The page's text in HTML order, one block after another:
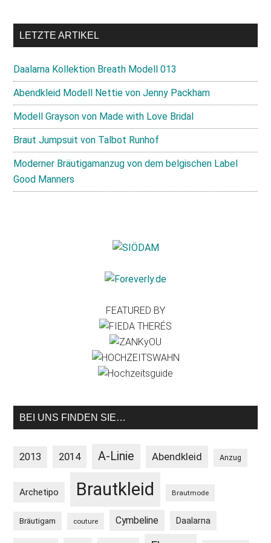
LETZTE ARTIKEL
Daalarna Kollektion Breath Modell 013
Abendkleid Modell Nettie von Jenny Packham
Modell Grayson von Made with Love Bridal
Braut Jumpsuit von Talbot Runhof
Moderner Bräutigamanzug von dem belgischen Label
Good Manners
FEATURED BY
BEI UNS FINDEN SIE…
2013 2014 A-Linie Abendkleid Anzug
Archetipo Brautkleid Brautmode
Bräutigam couture Cymbeline Daalarna